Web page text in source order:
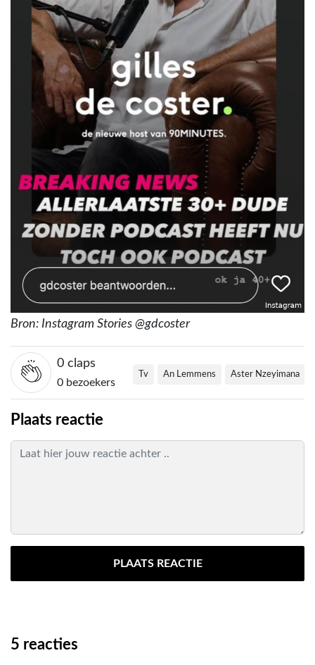
Bron: Instagram Stories @gdcoster
0 claps
0 bezoekers
Tv An Lemmens Aster Nzeyimana
Plaats reactie
PLAATS REACTIE
5 reacties